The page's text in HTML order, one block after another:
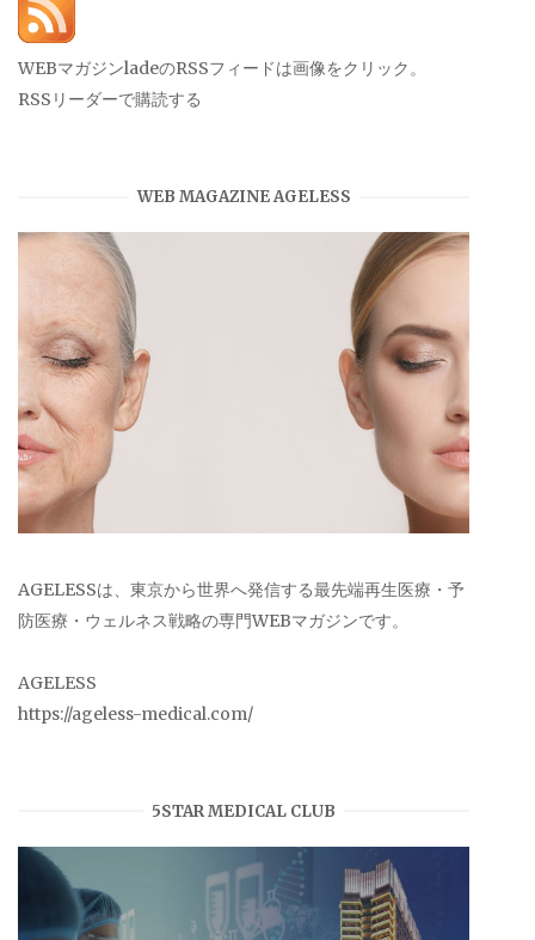
WEBマガジンladeのRSSフィードは画像をクリック。
RSSリーダーで購読する
WEB MAGAZINE AGELESS
AGELESSは、東京から世界へ発信する最先端再生医療・予
防医療・ウェルネス戦略の専門WEBマガジンです。
AGELESS
https://ageless-medical.com/
5STAR MEDICAL CLUB